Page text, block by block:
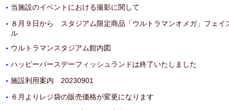
・ 当施設のイベントにおける撮影に関して
・ ８月９日から スタジアム限定商品「ウルトラマンオメガ」フェイ
ル
・ ウルトラマンスタジアム館内図
・ ハッピーバースデーフィッシュランドは終了いたしました
・ 施設利用案内 20230901
・ ６月よりレジ袋の販売価格が変更になります